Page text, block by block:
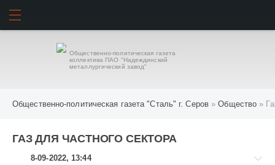
Общественно-политическая газета
коллектива ПАО "Надеждинский
металлургический завод"
Общественно-политическая газета "Сталь" г. Серов »Общество »
ГАЗ ДЛЯ ЧАСТНОГО СЕКТОРА
8-09-2022, 13:44